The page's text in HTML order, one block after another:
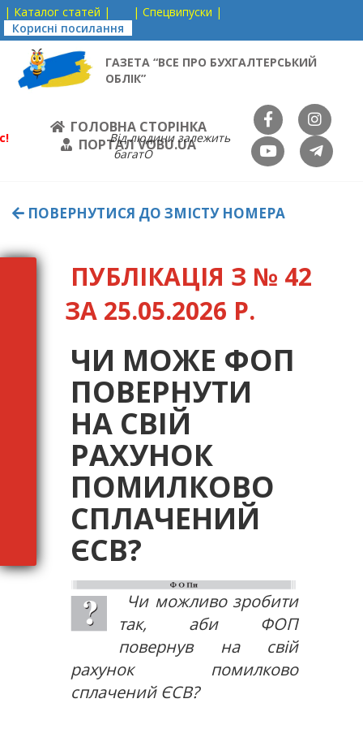
| Каталог статей |
| Спецвипуски |
Корисні посилання
ГАЗЕТА “ВСЕ ПРО БУХГАЛТЕРСЬКИЙ
ОБЛІК”
ГОЛОВНА СТОРІНКА
ПОРТАЛ VOBU.UA
Від людини залежить
багатО
ПОВЕРНУТИСЯ ДО ЗМІСТУ НОМЕРА
ПУБЛІКАЦІЯ З № 42
ЗА 25.05.2026 Р.
ЧИ МОЖЕ ФОП
ПОВЕРНУТИ
НА СВІЙ
РАХУНОК
ПОМИЛКОВО
СПЛАЧЕНИЙ
ЄСВ?
Чи можливо зробити
так, аби ФОП
повернув на свій
рахунок помилково
сплачений ЄСВ?